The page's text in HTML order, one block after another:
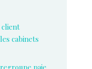
client
cabinets
paie